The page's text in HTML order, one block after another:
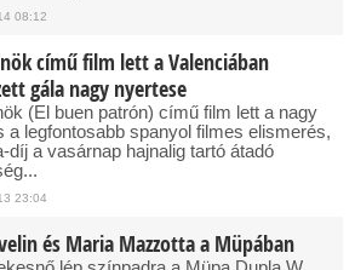
08:12
című film lett a Valenciában
gála nagy nyertese
(El buen patrón) című film lett a nagy
a legfontosabb spanyol filmes elismerés,
díj a vasárnap hajnalig tartó átadó
23:04
és Maria Mazzotta a Müpában